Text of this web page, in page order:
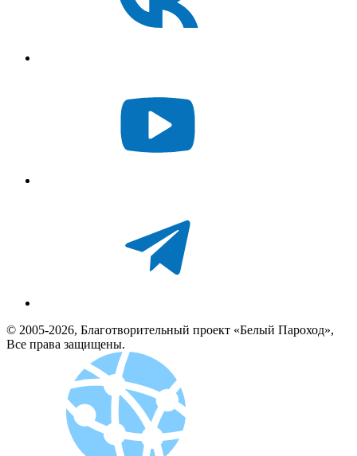
© 2005-2026, Благотворительный проект «Белый Пароход»,
Все права защищены.